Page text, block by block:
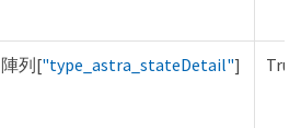
陣列["type_astra_stateDetail"] True